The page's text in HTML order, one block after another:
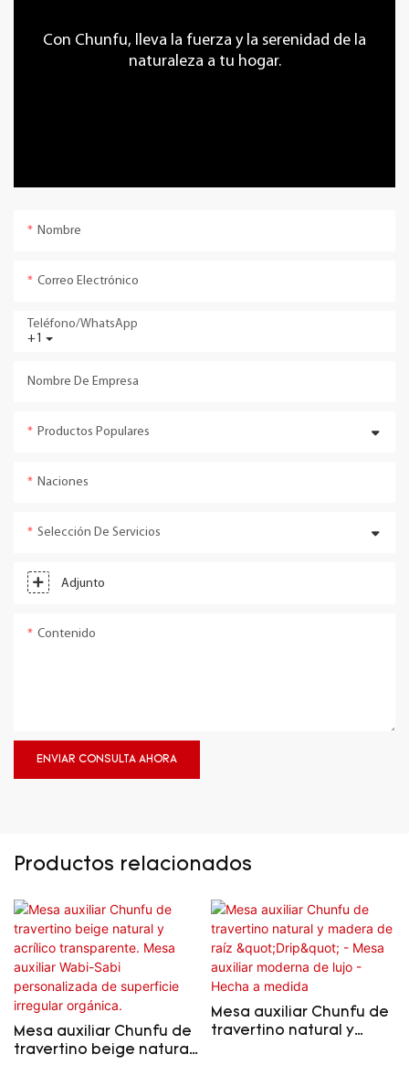
Con Chunfu, lleva la fuerza y ​​la serenidad de la
naturaleza a tu hogar.
Nombre
Correo Electrónico
+1
Teléfono/WhatsApp
Nombre De Empresa
Productos Populares
Naciones
Selección De Servicios
Adjunto
Contenido
ENVIAR CONSULTA AHORA
Productos relacionados
Mesa auxiliar Chunfu de
travertino beige natural
Mesa auxiliar Chunfu de
travertino natural y